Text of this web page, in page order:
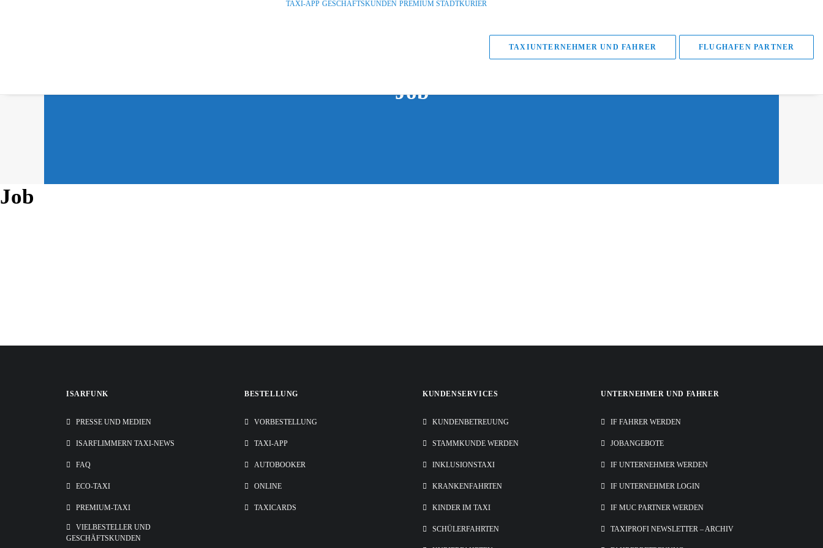
TAXI-APP GESCHÄFTSKUNDEN PREMIUM STADTKURIER
TAXIUNTERNEHMER UND FAHRER FLUGHAFEN PARTNER
Job
Job
23. Februar 2022
ISARFUNK
PRESSE UND MEDIEN
ISARFLIMMERN TAXI-NEWS
FAQ
ECO-TAXI
PREMIUM-TAXI
VIELBESTELLER UND
GESCHÄFTSKUNDEN
BESTELLUNG
VORBESTELLUNG
TAXI-APP
AUTOBOOKER
ONLINE
TAXICARDS
KUNDENSERVICES
KUNDENBETREUUNG
STAMMKUNDE WERDEN
INKLUSIONSTAXI
KRANKENFAHRTEN
KINDER IM TAXI
SCHÜLERFAHRTEN
UNTERNEHMER UND FAHRER
IF FAHRER WERDEN
JOBANGEBOTE
IF UNTERNEHMER WERDEN
IF UNTERNEHMER LOGIN
IF MUC PARTNER WERDEN
TAXIPROFI NEWSLETTER – ARCHIV